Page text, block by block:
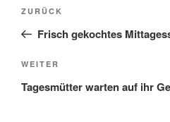
Vorheriger
Beitrag
ZURÜCK
Frisch gekochtes
Nächster
Beitrag
WEITER
Tagesmütter warten auf ihr